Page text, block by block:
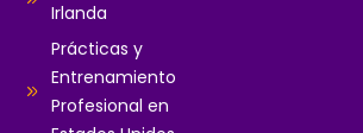
Irlanda
Prácticas y
Entrenamiento
Profesional en